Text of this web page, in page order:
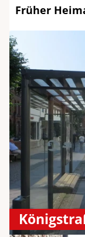
Früher